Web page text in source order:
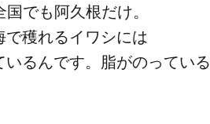
でも​阿久根だけ。​
穫れる​イワシには​
るんです。​脂がのってい